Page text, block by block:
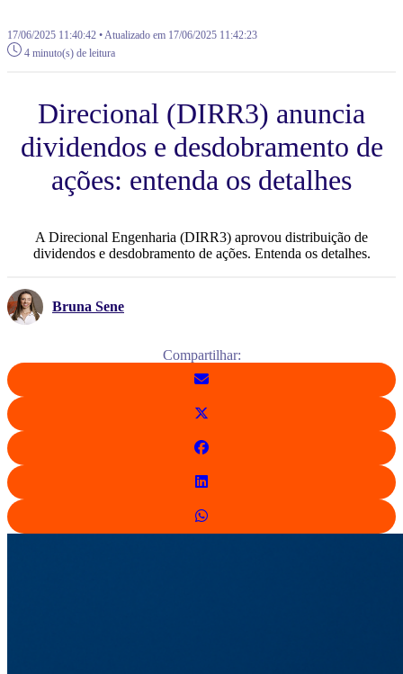
17/06/2025 11:40:42 • Atualizado em 17/06/2025 11:42:23
4 minuto(s) de leitura
Direcional (DIRR3) anuncia
dividendos e desdobramento de
ações: entenda os detalhes
A Direcional Engenharia (DIRR3) aprovou distribuição de
dividendos e desdobramento de ações. Entenda os detalhes.
Bruna Sene
Compartilhar: